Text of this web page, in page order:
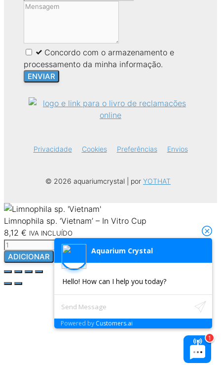
field
Concordo com o armazenamento e
processamento da minha informação.
ENVIAR
Privacidade Cookies Preferências Envios
© 2026 aquariumcrystal | por YOTHAT
Limnophila sp. ‘Vietnam’ – In Vitro Cup
8,12 € IVA INCLUÍDO
Quantidade
de
ADICIONAR
Aquarium Crystal
Hello! How can I help you today?
Powered by Customers.ai